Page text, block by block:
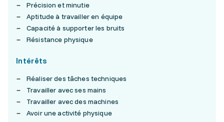
Précision et minutie
Aptitude à travailler en équipe
Capacité à supporter les bruits
Résistance physique
Intérêts
Réaliser des tâches techniques
Travailler avec ses mains
Travailler avec des machines
Avoir une activité physique